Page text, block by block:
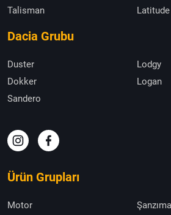
Talisman
Latitude
Dacia Grubu
Duster
Lodgy
Dokker
Logan
Sandero
Ürün Grupları
Motor